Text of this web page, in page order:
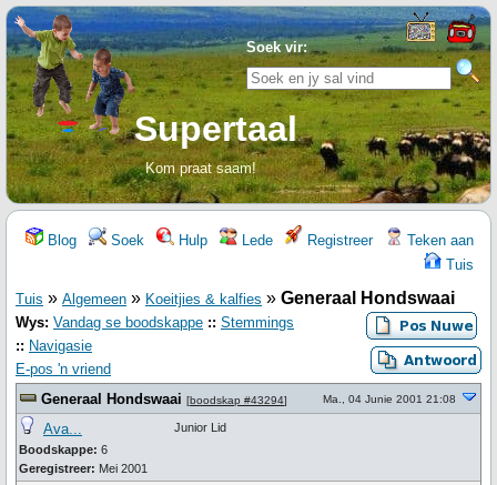
Soek vir:
Supertaal
Kom praat saam!
Blog Soek Hulp Lede Registreer
Teken aan
Tuis
Tuis » Algemeen » Koeitjies & kalfies » Generaal Hondswaai
Wys: Vandag se boodskappe :: Stemmings
:: Navigasie
E-pos 'n vriend
Generaal Hondswaai [boodskap #43294] Ma., 04 Junie 2001 21:08
Ava...
Boodskappe: 6
Geregistreer: Mei 2001
Junior Lid